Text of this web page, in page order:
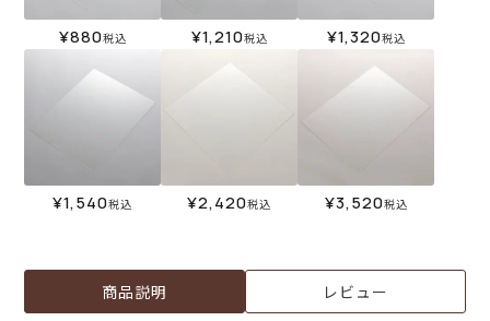
¥880税込 ¥1,210税込 ¥1,320税込
¥1,540税込 ¥2,420税込 ¥3,520税込
商品説明 レビュー